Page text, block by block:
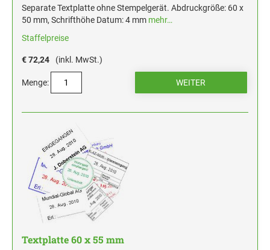
Separate Textplatte ohne Stempelgerät. Abdruckgröße: 60 x
50 mm, Schrifthöhe Datum: 4 mm mehr…
Staffelpreise
€ 72,24 (inkl. MwSt.)
Menge:
Textplatte 60 x 55 mm